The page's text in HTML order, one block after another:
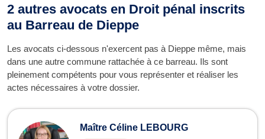
2 autres avocats en Droit pénal inscrits
au Barreau de Dieppe
Les avocats ci-dessous n'exercent pas à Dieppe même, mais
dans une autre commune rattachée à ce barreau. Ils sont
pleinement compétents pour vous représenter et réaliser les
actes nécessaires à votre dossier.
Maître Céline LEBOURG